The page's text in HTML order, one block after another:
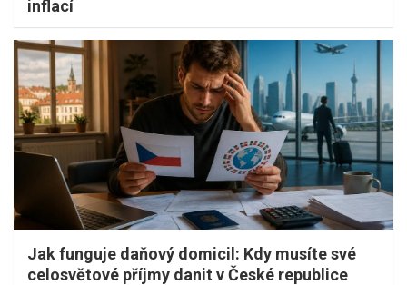
inflací
Jak funguje daňový domicil: Kdy musíte své
celosvětové příjmy danit v České republice